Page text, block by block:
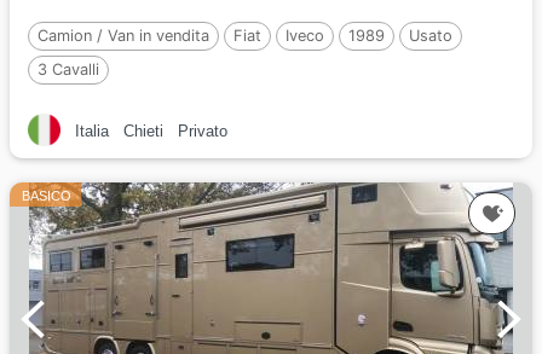
Camion / Van in vendita Fiat Iveco 1989
Usato
3 Cavalli
Italia Chieti Privato
BASICO